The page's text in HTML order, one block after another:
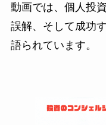
動画では、個人投
誤解、そして成功
語られています。